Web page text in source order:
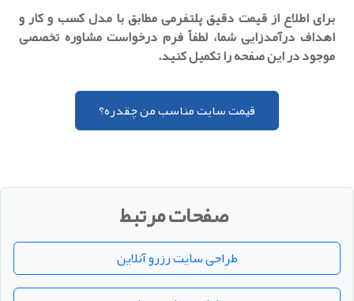
برای اطلاع از قیمت دقیق پلتفرمی مطابق با مدل کسب و کار و
اهداف درآمدزایی شما، لطفاً فرم درخواست مشاوره تخصصی
موجود در این صفحه را تکمیل کنید.
قیمت سایت مناسب من چقدره؟
صفحات مرتبط
طراحی سایت رزرو آنلاین